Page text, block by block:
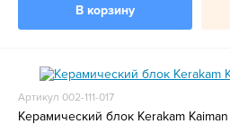
В корзину
Артикул 002-111-017
Керамический блок Kerakam